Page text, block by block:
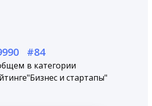
#84
в категории
"Бизнес и стартапы"